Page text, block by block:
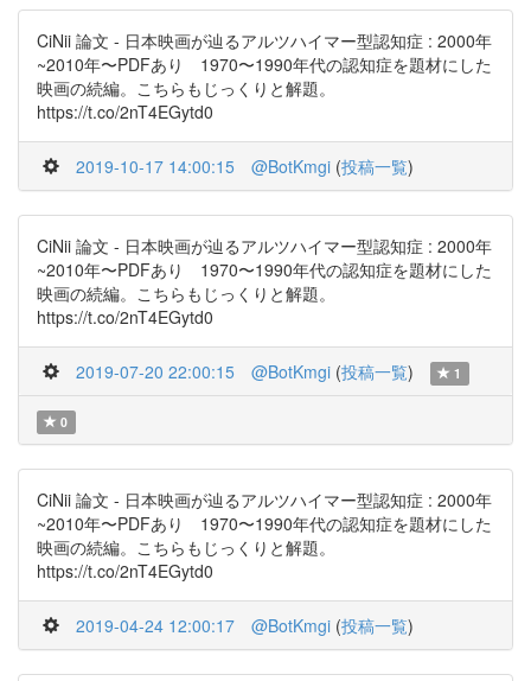
CiNii 論文 - 日本映画が辿るアルツハイマー型認知症 : 2000年
~2010年〜PDFあり 1970〜1990年代の認知症を題材にした
映画の続編。こちらもじっくりと解題。
https://t.co/2nT4EGytd0
2019-10-17 14:00:15 @BotKmgi (投稿一覧)
CiNii 論文 - 日本映画が辿るアルツハイマー型認知症 : 2000年
~2010年〜PDFあり 1970〜1990年代の認知症を題材にした
映画の続編。こちらもじっくりと解題。
https://t.co/2nT4EGytd0
2019-07-20 22:00:15 @BotKmgi (投稿一覧) 1
0
CiNii 論文 - 日本映画が辿るアルツハイマー型認知症 : 2000年
~2010年〜PDFあり 1970〜1990年代の認知症を題材にした
映画の続編。こちらもじっくりと解題。
https://t.co/2nT4EGytd0
2019-04-24 12:00:17 @BotKmgi (投稿一覧)